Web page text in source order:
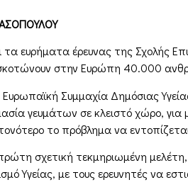
τα ευρήματα έρευνας της Σχολής
σκοτώνουν στην Ευρώπη 40.000
Συμμαχία Δημόσιας
γευμάτων σε κλειστό χώρο,
το πρόβλημα να
σχετική τεκμηριωμένη μελέτη,
Υγείας, με τους ερευνητές να